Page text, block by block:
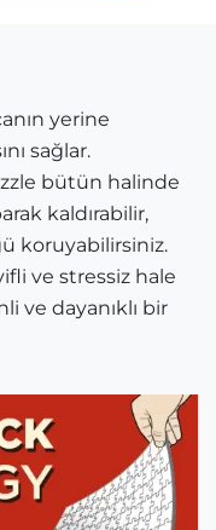
yerine
sağlar.
bütün halinde
kaldırabilir,
koruyabilirsiniz.
ve stressiz hale
ve dayanıklı bir